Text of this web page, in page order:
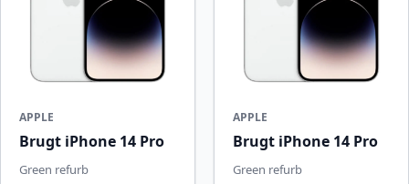
APPLE
Brugt iPhone 14 Pro
Green refurb
APPLE
Brugt iPhone 14 Pro
Green refurb